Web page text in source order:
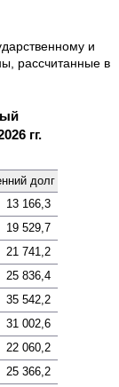
и
рассчитанные в
гг.
долг
13 166,3
19 529,7
21 741,2
25 836,4
35 542,2
31 002,6
22 060,2
25 366,2